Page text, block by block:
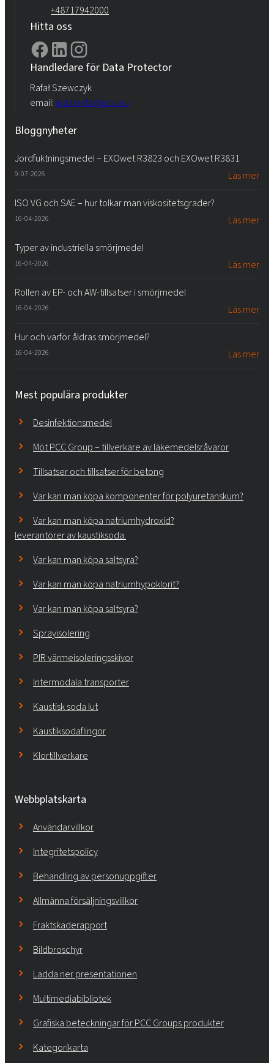
+48717942000
Hitta oss
Handledare för Data Protector
Rafał Szewczyk
email: iod.rokita@pcc.eu
Bloggnyheter
Jordfuktningsmedel – EXOwet R3823 och EXOwet R3831
9-07-2026 Läs mer
ISO VG och SAE – hur tolkar man viskositetsgrader?
16-04-2026 Läs mer
Typer av industriella smörjmedel
16-04-2026 Läs mer
Rollen av EP- och AW-tillsatser i smörjmedel
16-04-2026 Läs mer
Hur och varför åldras smörjmedel?
16-04-2026 Läs mer
Mest populära produkter
Desinfektionsmedel
Möt PCC Group – tillverkare av läkemedelsråvaror
Tillsatser och tillsatser för betong
Var kan man köpa komponenter för polyuretanskum?
Var kan man köpa natriumhydroxid?
leverantörer av kaustiksoda.
Var kan man köpa saltsyra?
Var kan man köpa natriumhypoklorit?
Var kan man köpa saltsyra?
Sprayisolering
PIR värmeisoleringsskivor
Intermodala transporter
Kaustisk soda lut
Kaustiksodaflingor
Klortillverkare
Webbplatskarta
Användarvillkor
Integritetspolicy
Behandling av personuppgifter
Allmänna försäljningsvillkor
Fraktskaderapport
Bildbroschyr
Ladda ner presentationen
Multimediabibliotek
Grafiska beteckningar för PCC Groups produkter
Kategorikarta